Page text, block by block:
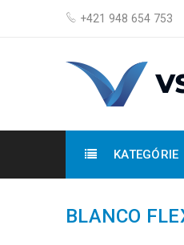
+421 948 654 753
KATEGÓRIE
BLANCO